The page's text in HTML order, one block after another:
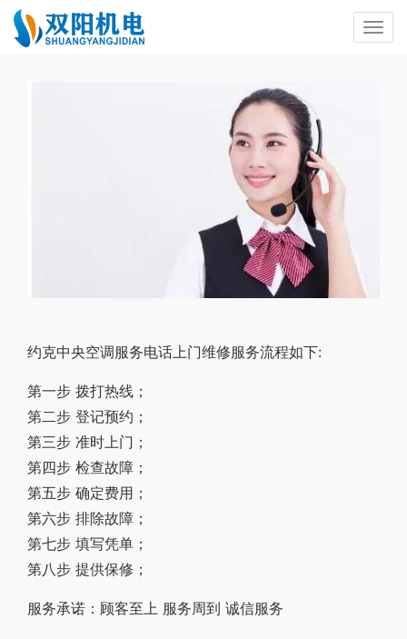
约克中央空调服务电话上门维修服务流程如下:
第一步 拨打热线；
第二步 登记预约；
第三步 准时上门；
第四步 检查故障；
第五步 确定费用；
第六步 排除故障；
第七步 填写凭单；
第八步 提供保修；
服务承诺：顾客至上 服务周到 诚信服务